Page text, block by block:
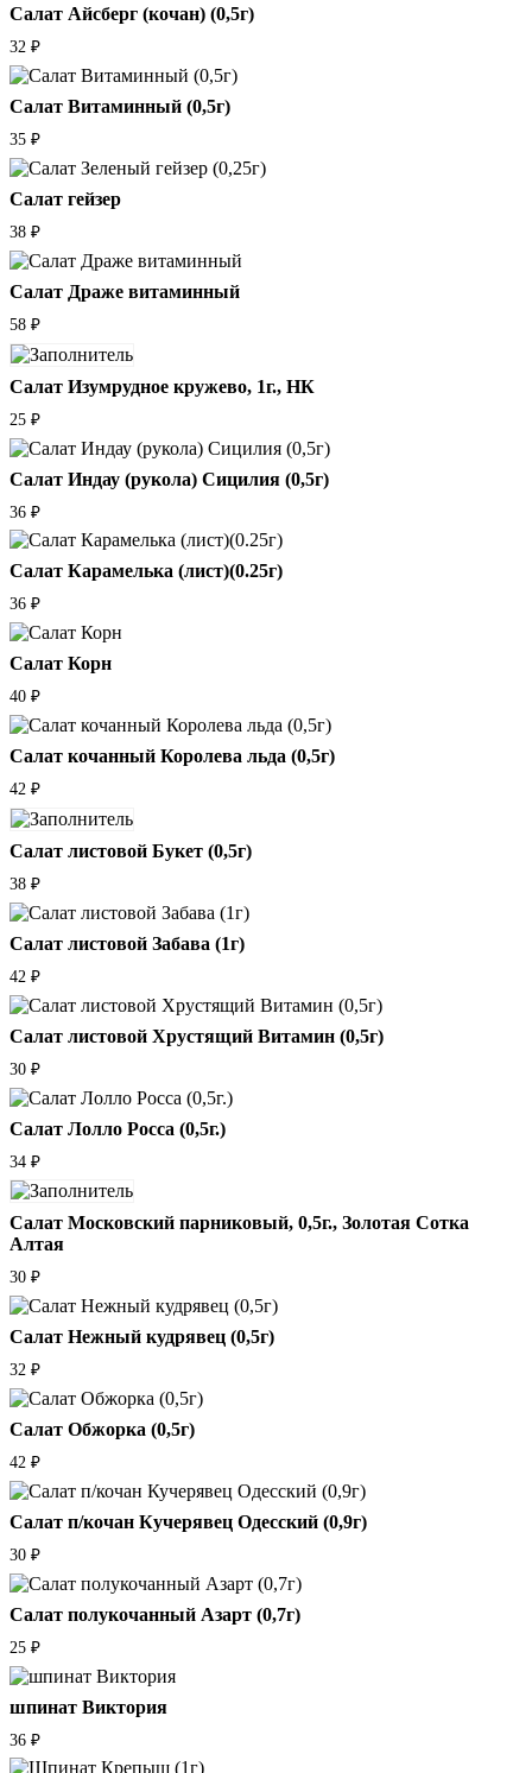
Салат Айсберг (кочан) (0,5г)
32 ₽
Салат Витаминный (0,5г)
35 ₽
Салат гейзер
38 ₽
Салат Драже витаминный
58 ₽
Салат Изумрудное кружево, 1г., НК
25 ₽
Салат Индау (рукола) Сицилия (0,5г)
36 ₽
Салат Карамелька (лист)(0.25г)
36 ₽
Салат Корн
40 ₽
Салат кочанный Королева льда (0,5г)
42 ₽
Салат листовой Букет (0,5г)
38 ₽
Салат листовой Забава (1г)
42 ₽
Салат листовой Хрустящий Витамин (0,5г)
30 ₽
Салат Лолло Росса (0,5г.)
34 ₽
Салат Московский парниковый, 0,5г., Золотая Сотка
Алтая
30 ₽
Салат Нежный кудрявец (0,5г)
32 ₽
Салат Обжорка (0,5г)
42 ₽
Салат п/кочан Кучерявец Одесский (0,9г)
30 ₽
Салат полукочанный Азарт (0,7г)
25 ₽
шпинат Виктория
36 ₽